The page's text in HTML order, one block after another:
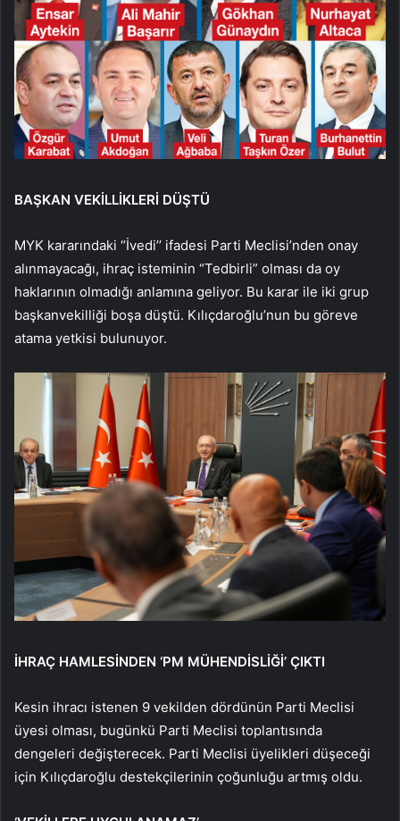
BAŞKAN VEKİLLİKLERİ DÜŞTÜ
MYK kararındaki “İvedi’’ ifadesi Parti Meclisi’nden onay
alınmayacağı, ihraç isteminin “Tedbirli” olması da oy
haklarının olmadığı anlamına geliyor. Bu karar ile iki grup
başkanvekilliği boşa düştü. Kılıçdaroğlu’nun bu göreve
atama yetkisi bulunuyor.
İHRAÇ HAMLESİNDEN ‘PM MÜHENDİSLİĞİ’ ÇIKTI
Kesin ihracı istenen 9 vekilden dördünün Parti Meclisi
üyesi olması, bugünkü Parti Meclisi toplantısında
dengeleri değişterecek. Parti Meclisi üyelikleri düşeceği
için Kılıçdaroğlu destekçilerinin çoğunluğu artmış oldu.